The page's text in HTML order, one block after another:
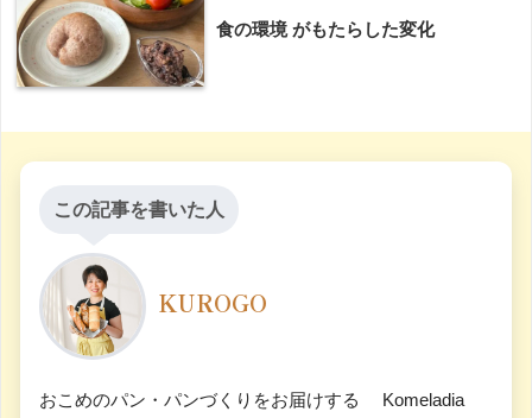
食の環境 がもたらした変化
この記事を書いた人
KUROGO
おこめのパン・パンづくりをお届けする Komeladia